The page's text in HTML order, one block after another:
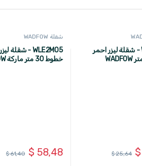
WLE1M03 - شقلة ليزر احمر
$
$25,64
شقلة WADFOW
خطوط 30 متر ماركة WADFOW
$ 58,48
$61,40